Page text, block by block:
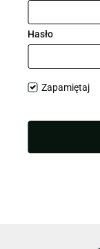
Hasło
Zapamiętaj